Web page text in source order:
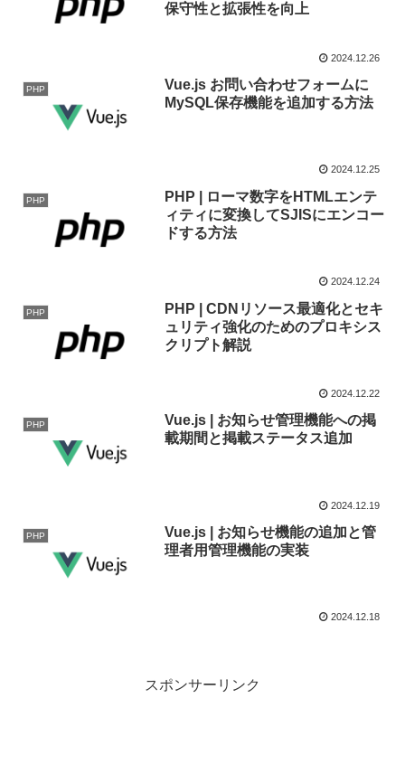
保守性と拡張性を向上
2024.12.26
PHP
Vue.js お問い合わせフォームに
MySQL保存機能を追加する方法
2024.12.25
PHP
PHP | ローマ数字をHTMLエンテ
ィティに変換してSJISにエンコー
ドする方法
2024.12.24
PHP
PHP | CDNリソース最適化とセキ
ュリティ強化のためのプロキシス
クリプト解説
2024.12.22
PHP
Vue.js | お知らせ管理機能への掲
載期間と掲載ステータス追加
2024.12.19
PHP
Vue.js | お知らせ機能の追加と管
理者用管理機能の実装
2024.12.18
スポンサーリンク